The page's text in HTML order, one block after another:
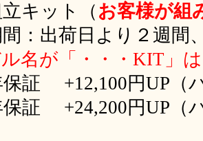
キット（ お客様が組
：出荷日より２週間
名が「・・・KIT」
保証 +12,100円UP（
保証 +24,200円UP（